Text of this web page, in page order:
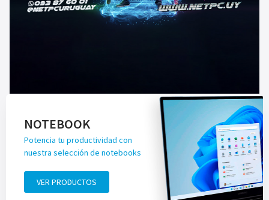
NOTEBOOK
Potencia tu productividad con
nuestra selección de notebooks
VER PRODUCTOS